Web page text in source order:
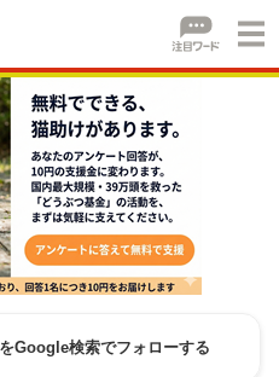
Google検索でフォローする